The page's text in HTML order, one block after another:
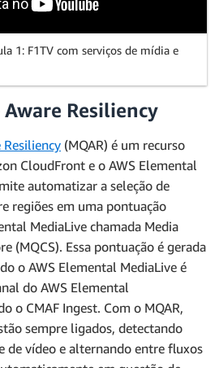
1: F1TV com serviços de mídia e
Resiliency
(MQAR) é um recurso
CloudFront e o AWS Elemental
automatizar a seleção de
regiões em uma pontuação
MediaLive chamada Media
(MQCS). Essa pontuação é gerada
o AWS Elemental MediaLive é
do AWS Elemental
o CMAF Ingest. Com o MQAR,
sempre ligados, detectando
de vídeo e alternando entre fluxos